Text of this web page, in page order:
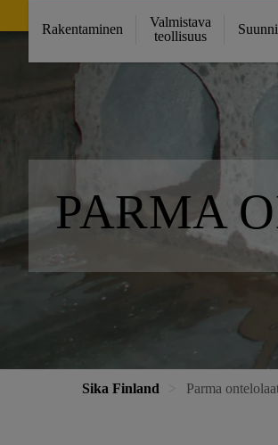
Rakentaminen
Valmistava
teollisuus
PARMA
Sika Finland Parma